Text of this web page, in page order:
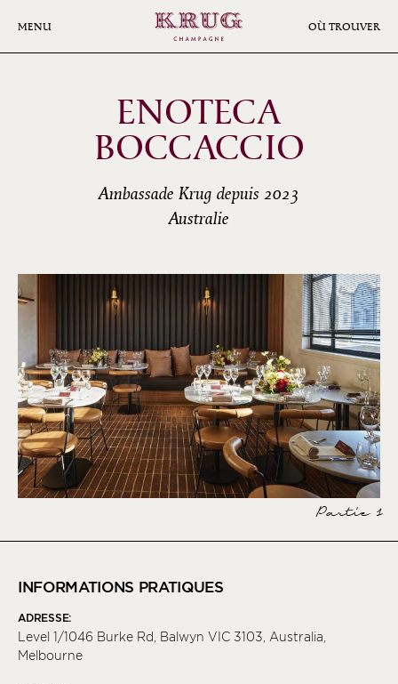
MENU OÙ TROUVER
ENOTECA
BOCCACCIO
Ambassade Krug depuis 2023
Australie
Partie 1
INFORMATIONS PRATIQUES
ADRESSE:
Level 1/1046 Burke Rd, Balwyn VIC 3103, Australia,
Melbourne